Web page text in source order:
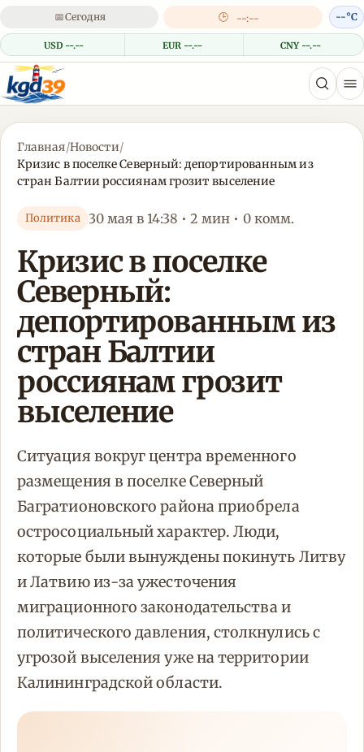
📅Сегодня 🕒 --:--
USD --.-- EUR --.-- CNY --.--
--°C
Главная/Новости/
Кризис в поселке Северный: депортированным из
стран Балтии россиянам грозит выселение
Политика 30 мая в 14:38 • 2 мин • 0 комм.
Кризис в поселке
Северный:
депортированным из
стран Балтии
россиянам грозит
выселение
Ситуация вокруг центра временного
размещения в поселке Северный
Багратионовского района приобрела
остросоциальный характер. Люди,
которые были вынуждены покинуть Литву
и Латвию из-за ужесточения
миграционного законодательства и
политического давления, столкнулись с
угрозой выселения уже на территории
Калининградской области.